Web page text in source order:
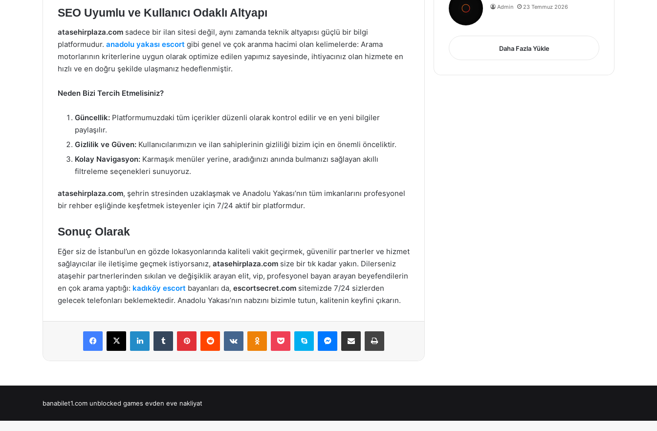
SEO Uyumlu ve Kullanıcı Odaklı Altyapı
atasehirplaza.com sadece bir ilan sitesi değil, aynı zamanda teknik altyapısı güçlü bir bilgi
platformudur. anadolu yakası escort gibi genel ve çok aranma hacimi olan kelimelerde: Arama
motorlarının kriterlerine uygun olarak optimize edilen yapımız sayesinde, ihtiyacınız olan hizmete en
hızlı ve en doğru şekilde ulaşmanız hedeflenmiştir.
Neden Bizi Tercih Etmelisiniz?
Güncellik: Platformumuzdaki tüm içerikler düzenli olarak kontrol edilir ve en yeni bilgiler
paylaşılır.
Gizlilik ve Güven: Kullanıcılarımızın ve ilan sahiplerinin gizliliği bizim için en önemli önceliktir.
Kolay Navigasyon: Karmaşık menüler yerine, aradığınızı anında bulmanızı sağlayan akıllı
filtreleme seçenekleri sunuyoruz.
atasehirplaza.com, şehrin stresinden uzaklaşmak ve Anadolu Yakası’nın tüm imkanlarını profesyonel
bir rehber eşliğinde keşfetmek isteyenler için 7/24 aktif bir platformdur.
Sonuç Olarak
Eğer siz de İstanbul’un en gözde lokasyonlarında kaliteli vakit geçirmek, güvenilir partnerler ve hizmet
sağlayıcılar ile iletişime geçmek istiyorsanız, atasehirplaza.com size bir tık kadar yakın. Dilerseniz
ataşehir partnerlerinden sıkılan ve değişiklik arayan elit, vip, profesyonel bayan arayan beyefendilerin
en çok arama yaptığı: kadıköy escort bayanları da, escortsecret.com sitemizde 7/24 sizlerden
gelecek telefonları beklemektedir. Anadolu Yakası’nın nabzını bizimle tutun, kalitenin keyfini çıkarın.
Facebook
X LinkedInTumblr PinterestReddit VKontakteOdnoklassniki
Pocket Skype Messenger
E-Posta ile paylaş Yazdır
Admin 23 Temmuz 2026
Daha Fazla Yükle
banabilet1.com unblocked games evden eve nakliyat